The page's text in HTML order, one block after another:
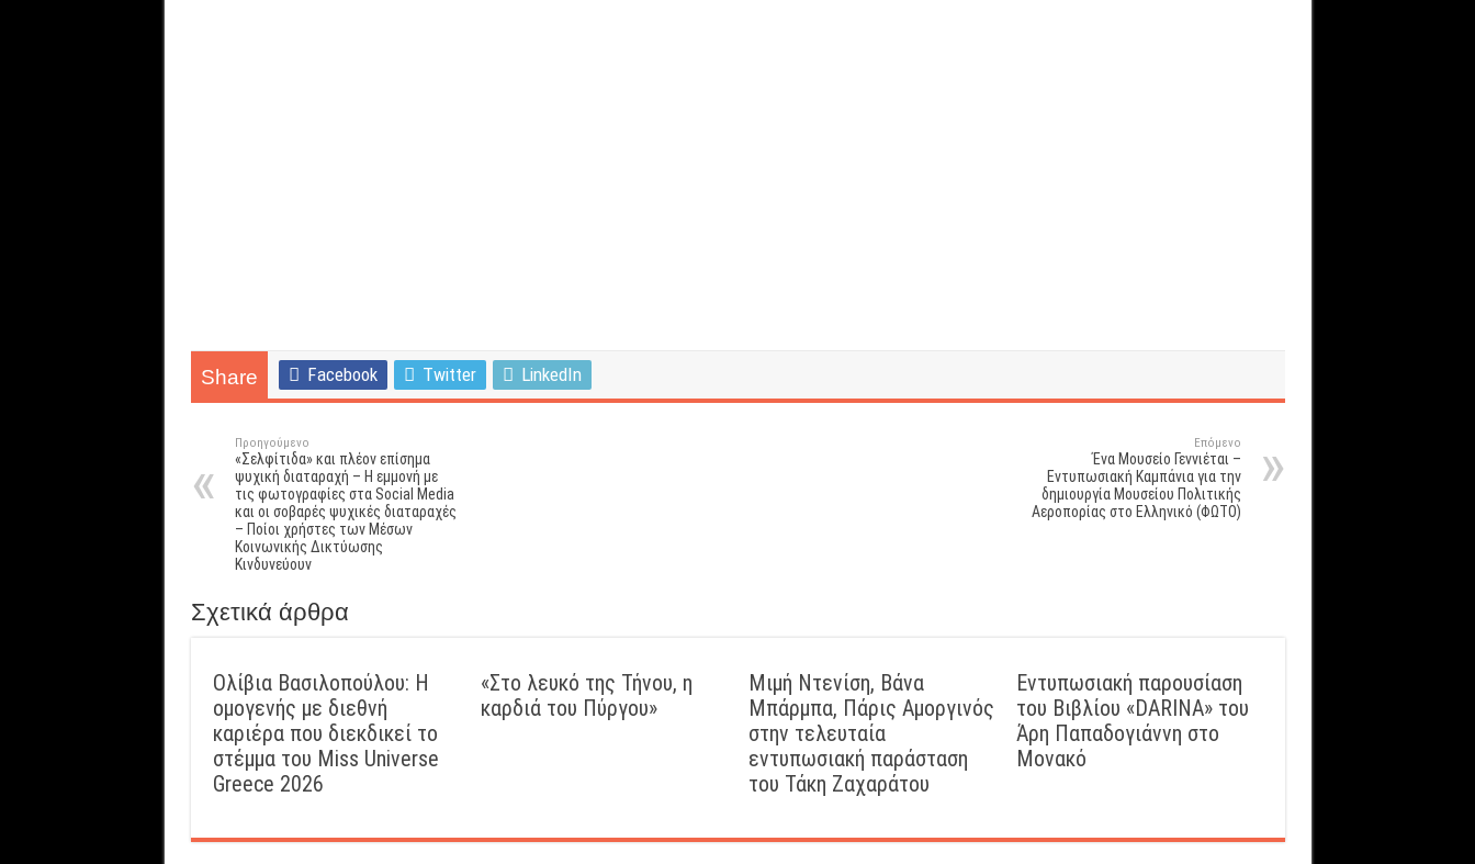
Share Facebook Twitter LinkedIn
Προηγούμενο
«Σελφίτιδα» και πλέον επίσημα
ψυχική διαταραχή – Η εμμονή με
τις φωτογραφίες στα Social Media
και οι σοβαρές ψυχικές διαταραχές
– Ποίοι χρήστες των Μέσων
Κοινωνικής Δικτύωσης
Κινδυνεύουν
Επόμενο
Ένα Μουσείο Γεννιέται –
Εντυπωσιακή Καμπάνια για την
δημιουργία Μουσείου Πολιτικής
Αεροπορίας στο Ελληνικό (ΦΩΤΟ)
Σχετικά άρθρα
Ολίβια Βασιλοπούλου: Η
ομογενής με διεθνή
καριέρα που διεκδικεί το
στέμμα του Miss Universe
Greece 2026
«Στο λευκό της Τήνου, η
καρδιά του Πύργου»
Μιμή Ντενίση, Βάνα
Μπάρμπα, Πάρις Αμοργινός
στην τελευταία
εντυπωσιακή παράσταση
του Τάκη Ζαχαράτου
Εντυπωσιακή παρουσίαση
του Βιβλίου «DARINA» του
Άρη Παπαδογιάννη στο
Μονακό